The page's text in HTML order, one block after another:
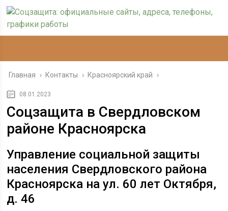
Главная › Контакты › Красноярский край ›
08.01.2023
Соцзащита в Свердловском
районе Красноярска
Управление социальной защиты
населения Свердловского района
Красноярска на ул. 60 лет Октября,
д. 46